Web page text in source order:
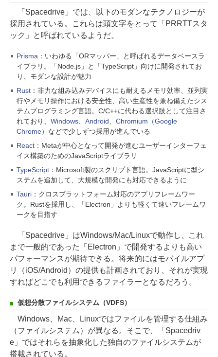
「Spacedrive」では、以下のモダンなテクノロジーが
採用されている。これらは頭文字をとって「PRRTTスタ
ック」と呼ばれているようだ。
Prisma ：いわゆる「ORマッパー」と呼ばれるデータベースラ
イブラリ。「Node.js」と「TypeScript」向けに開発されてお
り、モダンな設計が魅力
Rust：非力な組み込みデバイスにも耐えるメモリ効率、並列実
行やメモリ操作における安全性、高い生産性を兼ね備えたシス
テムプログラミング言語。C/C++に代わる選択肢として注目さ
れており、 Windows、 Android
Chromium（Google
Chrome） などで少しずつ採用が進んでいる
React：Metaが中心となって開発が進むユーザーインターフェ
イス構築のためのJavaScriptライブラリ
TypeScript：Microsoft製のスクリプト言語。JavaScriptに型シ
ステムを追加して、大規模な開発にも対応できるように
Tauri：クロスプラットフォーム対応のアプリフレームワー
ク。Rustを採用し、「Electron」よりも軽くて速いフレームワ
ークを目指す
「Spacedrive」はWindows/Mac/Linuxで動作し、これ
まで一般的であった「Electron」で開発するよりも高い
パフォーマンスが期待できる。将来的にはモバイルアプ
リ（iOS/Android）の提供も計画されており、それが実現
すればどこでも利用できるファイラーとなるだろう。
仮想分散ファイルシステム（VDFS）
Windows、Mac、Linuxではファイルを管理する仕組み
（ファイルシステム）が異なる。そこで、「Spacedriv
e」ではそれらを抽象化した独自のファイルシステムが
搭載されている。